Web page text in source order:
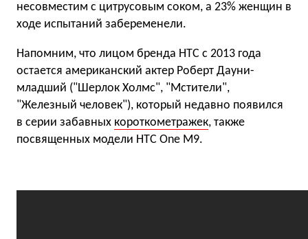
несовместим с цитрусовым соком, а 23% женщин в
ходе испытаний забеременели.
Напомним, что лицом бренда HTC с 2013 года
остается американский актер Роберт Дауни-
младший ("Шерлок Холмс", "Мстители",
"Железный человек"), который недавно появился
в серии забавных короткометражек, также
посвященных модели HTC One M9.